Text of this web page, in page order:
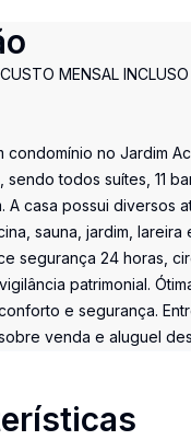
MENSAL INCLUSO
condomínio no Jardim
sendo todos suítes, 11
A casa possui diversos
sauna, jardim, lareira
segurança 24 horas,
patrimonial.
e segurança.
venda e aluguel